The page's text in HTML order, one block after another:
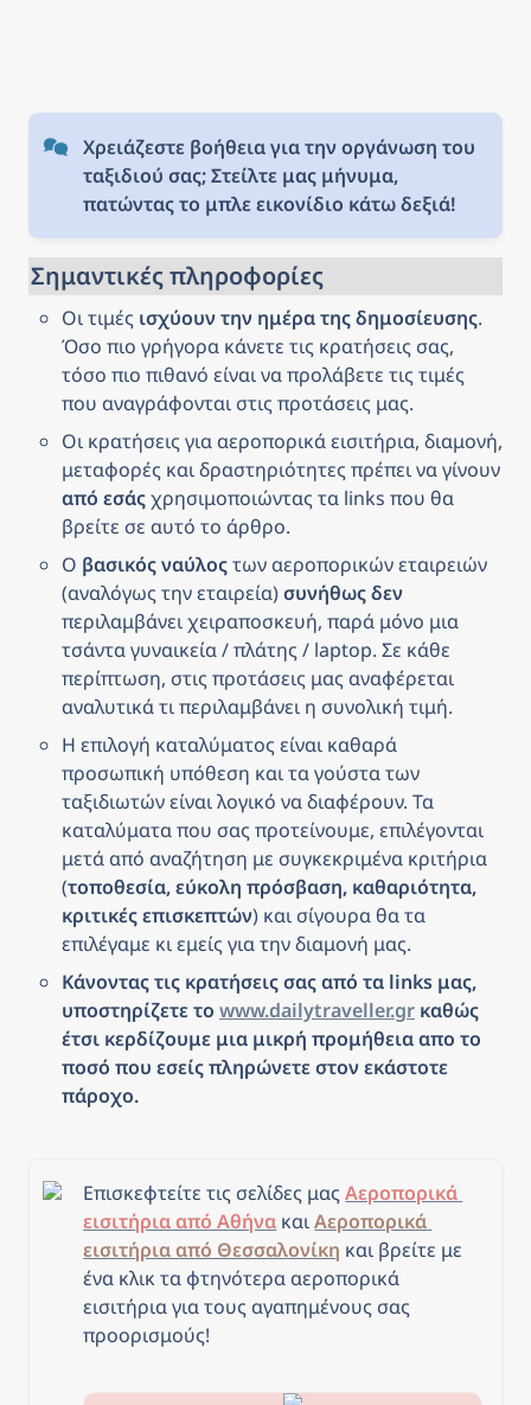
Χρειάζεστε βοήθεια για την οργάνωση του
ταξιδιού σας; Στείλτε μας μήνυμα,
πατώντας το μπλε εικονίδιο κάτω δεξιά!
Σημαντικές πληροφορίες
Οι τιμές ισχύουν την ημέρα της δημοσίευσης.
Όσο πιο γρήγορα κάνετε τις κρατήσεις σας,
τόσο πιο πιθανό είναι να προλάβετε τις τιμές
που αναγράφονται στις προτάσεις μας.
Οι κρατήσεις για αεροπορικά εισιτήρια, διαμονή,
από εσάς χρησιμοποιώντας τα links που θα
βρείτε σε αυτό το άρθρο.
Ο βασικός ναύλος των αεροπορικών εταιρειών
(αναλόγως την εταιρεία) συνήθως δεν
περιλαμβάνει χειραποσκευή, παρά μόνο μια
τσάντα γυναικεία / πλάτης / laptop. Σε κάθε
περίπτωση, στις προτάσεις μας αναφέρεται
αναλυτικά τι περιλαμβάνει η συνολική τιμή.
Η επιλογή καταλύματος είναι καθαρά
προσωπική υπόθεση και τα γούστα των
ταξιδιωτών είναι λογικό να διαφέρουν. Τα
καταλύματα που σας προτείνουμε, επιλέγονται
μετά από αναζήτηση με συγκεκριμένα κριτήρια
(τοποθεσία, εύκολη πρόσβαση, καθαριότητα,
κριτικές επισκεπτών) και σίγουρα θα τα
επιλέγαμε κι εμείς για την διαμονή μας.
Κάνοντας τις κρατήσεις σας από τα links μας,
υποστηρίζετε το www.dailytraveller.gr καθώς
έτσι κερδίζουμε μια μικρή προμήθεια απο το
ποσό που εσείς πληρώνετε στον εκάστοτε
πάροχο.
Επισκεφτείτε τις σελίδες μας Αεροπορικά
εισιτήρια από Αθήνα και Αεροπορικά
εισιτήρια από Θεσσαλονίκη και βρείτε με
ένα κλικ τα φτηνότερα αεροπορικά
εισιτήρια για τους αγαπημένους σας
προορισμούς!